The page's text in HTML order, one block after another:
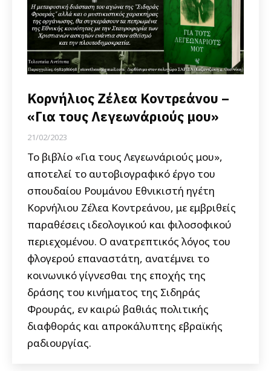
Κορνήλιος Ζέλεα Κοντρεάνου –
«Για τους Λεγεωνάριούς μου»
21/02/2023
Το βιβλίο «Για τους Λεγεωνάριούς μου»,
αποτελεί το αυτοβιογραφικό έργο του
σπουδαίου Ρουμάνου Εθνικιστή ηγέτη
Κορνήλιου Ζέλεα Κοντρεάνου, με εμβριθείς
παραθέσεις ιδεολογικού και φιλοσοφικού
περιεχομένου. Ο ανατρεπτικός λόγος του
φλογερού επαναστάτη, ανατέμνει το
κοινωνικό γίγνεσθαι της εποχής της
δράσης του κινήματος της Σιδηράς
Φρουράς, εν καιρώ βαθιάς πολιτικής
διαφθοράς και απροκάλυπτης εβραϊκής
ραδιουργίας.